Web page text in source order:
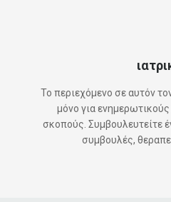
Το περιεχόμενο σε αυτόν
μόνο για
σκοπούς. Συμβουλευτείτε
συμβουλές,